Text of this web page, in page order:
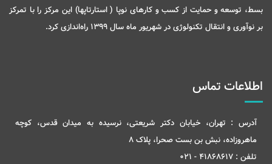
بسط، توسعه و حمایت از کسب و کارهای نوپا ( استارتاپها) این مرکز را با تمرکز
بر نوآوری و انتقال تکنولوژی در شهریور ماه سال 1399 راه‌اندازی کرد.
اطلاعات تماس
آدرس : تهران، خیابان دکتر شریعتی، نرسیده به میدان قدس، کوچه
ماهروزاده، نبش بن بست صحرا، پلاک 8
تلفن : 41868617 - 021